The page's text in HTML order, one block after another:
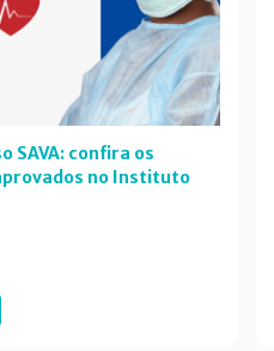
SAVA: confira os
no Instituto